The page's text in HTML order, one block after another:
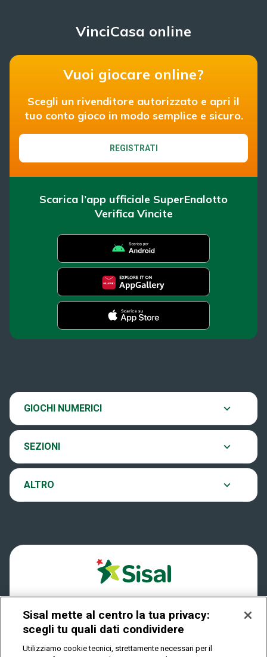
VinciCasa online
Vuoi giocare online?
Scegli un rivenditore autorizzato e apri il
tuo conto gioco in modo semplice e sicuro.
REGISTRATI
Scarica l’app ufficiale SuperEnalotto
Verifica Vincite
GIOCHI NUMERICI
SuperEnalotto
EuroJackpot
VinciCasa
Play Your Date
SEZIONI
Scopri il gioco
Ultima estrazione
Archivio estrazioni
ALTRO
Contatti
Notifiche
IL GIOCO È VIETATO AI MINORI E PUÒ CAUSARE
Sisal mette al centro la tua privacy:
scegli tu quali dati condividere
Utilizziamo cookie tecnici, strettamente necessari per il